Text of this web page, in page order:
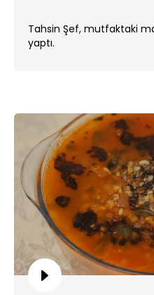
Tahsin Şef, mutfaktaki
yaptı.